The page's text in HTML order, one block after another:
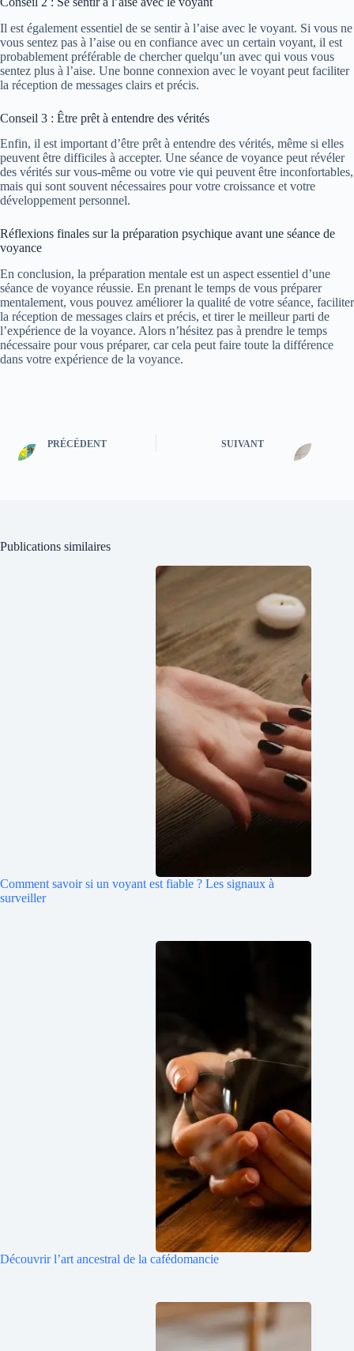
Il est également essentiel de se sentir à l’aise avec le voyant. Si vous ne
vous sentez pas à l’aise ou en confiance avec un certain voyant, il est
probablement préférable de chercher quelqu’un avec qui vous vous
sentez plus à l’aise. Une bonne connexion avec le voyant peut faciliter
la réception de messages clairs et précis.
Conseil 3 : Être prêt à entendre des vérités
Enfin, il est important d’être prêt à entendre des vérités, même si elles
peuvent être difficiles à accepter. Une séance de voyance peut révéler
des vérités sur vous-même ou votre vie qui peuvent être inconfortables,
mais qui sont souvent nécessaires pour votre croissance et votre
développement personnel.
Réflexions finales sur la préparation psychique avant une séance de
voyance
En conclusion, la préparation mentale est un aspect essentiel d’une
séance de voyance réussie. En prenant le temps de vous préparer
mentalement, vous pouvez améliorer la qualité de votre séance, faciliter
la réception de messages clairs et précis, et tirer le meilleur parti de
l’expérience de la voyance. Alors n’hésitez pas à prendre le temps
nécessaire pour vous préparer, car cela peut faire toute la différence
dans votre expérience de la voyance.
PRÉCÉDENT SUIVANT
Publications similaires
Comment savoir si un voyant est fiable ? Les signaux à
surveiller
Découvrir l’art ancestral de la cafédomancie